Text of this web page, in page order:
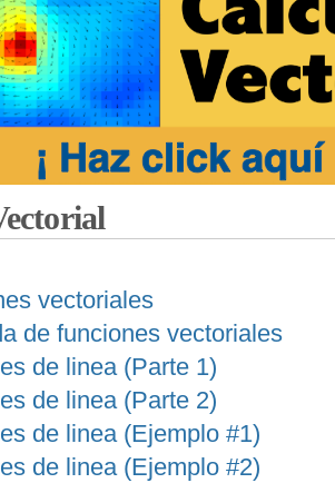
vectoriales
de funciones vectoriales
de linea (Parte 1)
de linea (Parte 2)
de linea (Ejemplo #1)
de linea (Ejemplo #2)